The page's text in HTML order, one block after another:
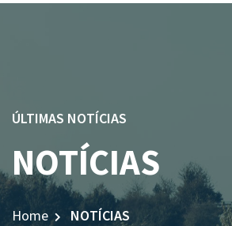
ÚLTIMAS NOTÍCIAS
NOTÍCIAS
Home NOTÍCIAS